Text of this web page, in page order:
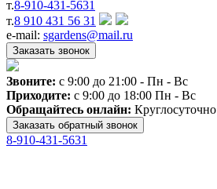
т.8-910-431-5631
т.8 910 431 56 31
e-mail: sgardens@mail.ru
Звоните: c 9:00 до 21:00 - Пн - Вс
Приходите: c 9:00 до 18:00 Пн - Вс
Обращайтесь онлайн: Круглосуточно
8-910-431-5631